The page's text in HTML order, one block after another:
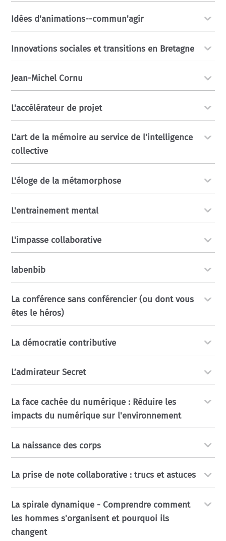
Idées d'animations--commun'agir
Innovations sociales et transitions en Bretagne
Jean-Michel Cornu
L'accélérateur de projet
L'art de la mémoire au service de l'intelligence
collective
L'éloge de la métamorphose
L'entrainement mental
L'impasse collaborative
labenbib
La conférence sans conférencier (ou dont vous
êtes le héros)
La démocratie contributive
L’admirateur Secret
La face cachée du numérique : Réduire les
impacts du numérique sur l'environnement
La naissance des corps
La prise de note collaborative : trucs et astuces
La spirale dynamique - Comprendre comment
les hommes s'organisent et pourquoi ils
changent